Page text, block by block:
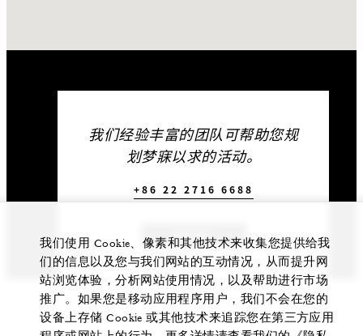
我们经验丰富的团队可帮助您规
划梦寐以求的活动。
+86 22 2716 6688
联系我们
我们使用 Cookie、像素和其他技术来收集您提供给我
们的信息以及您与我们网站的互动情况，从而提升网
站浏览体验，分析网站使用情况，以及帮助进行市场
推广。如果您是移动应用程序用户，我们不会在您的
设备上存储 Cookie 或其他技术来追踪您在第三方应用